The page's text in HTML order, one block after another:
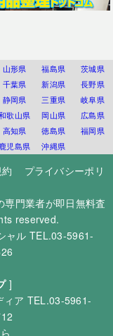
山形県 福島県
茨城県
千葉県 新潟県
長野県
静岡県 三重県
岐阜県
歌山県 岡山県
広島県
高知県 徳島県
福岡県
鹿児島県 沖縄県
プライバシーポリ
門業者が即日無料査
reserved.
ャル TEL.03-5961-
]
ィア TEL.03-5961-